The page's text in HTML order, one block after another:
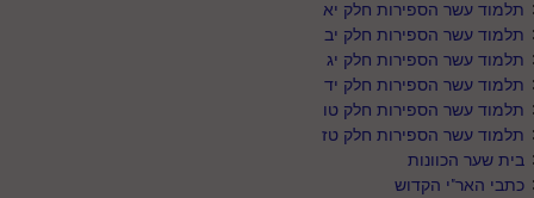
תלמוד עשר הספירות חלק יא
תלמוד עשר הספירות חלק יב
תלמוד עשר הספירות חלק יג
תלמוד עשר הספירות חלק יד
תלמוד עשר הספירות חלק טו
תלמוד עשר הספירות חלק טז
בית שער הכוונות
כתבי האר"י הקדוש